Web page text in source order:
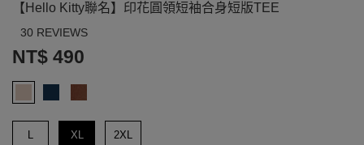
【Hello Kitty聯名】印花圓領短袖合身短版TEE
30 REVIEWS
NT$ 490
L XL 2XL